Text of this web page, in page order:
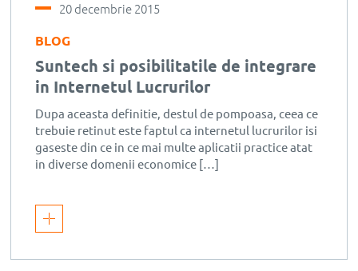
20 decembrie 2015
BLOG
Suntech si posibilitatile de integrare
in Internetul Lucrurilor
Dupa aceasta definitie, destul de pompoasa, ceea ce
trebuie retinut este faptul ca internetul lucrurilor isi
gaseste din ce in ce mai multe aplicatii practice atat
in diverse domenii economice […]